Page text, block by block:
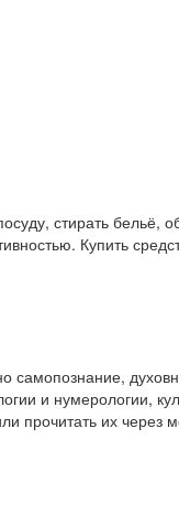
стирать
Купить
самопознание,
и нумерологии,
прочитать их